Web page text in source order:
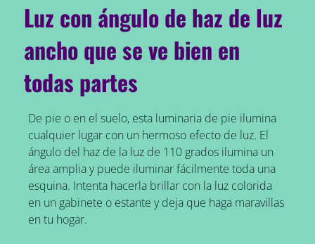
Luz con ángulo de haz de luz
ancho que se ve bien en
todas partes
De pie o en el suelo, esta luminaria de pie ilumina
cualquier lugar con un hermoso efecto de luz. El
ángulo del haz de la luz de 110 grados ilumina un
área amplia y puede iluminar fácilmente toda una
esquina. Intenta hacerla brillar con la luz colorida
en un gabinete o estante y deja que haga maravillas
en tu hogar.